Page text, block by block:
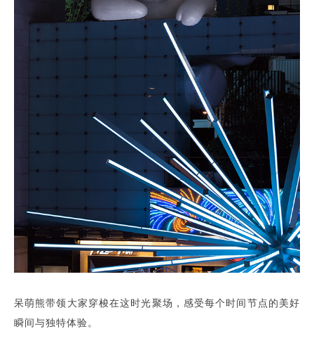
呆萌熊带领大家穿梭在这时光聚场，感受每个时间节点的美好
瞬间与独特体验。